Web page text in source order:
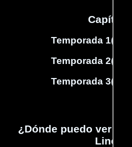
Capítulos
Temporada 1(
Temporada 2(
Temporada 3(
¿Dónde puedo ver la
Lines?